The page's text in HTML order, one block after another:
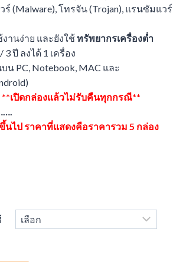
(Malware), โทรจัน (Trojan), แรนซัมแวร์
นง่าย และยังใช้ทรัพยากรเครื่องต่ำ
ปี ลงได้ 1 เครื่อง
PC, Notebook, MAC และ
**เปิดกล่องแล้วไม่รับคืนทุกกรณี**
นไป ราคาที่แสดงคือราคารวม 5 กล่อง